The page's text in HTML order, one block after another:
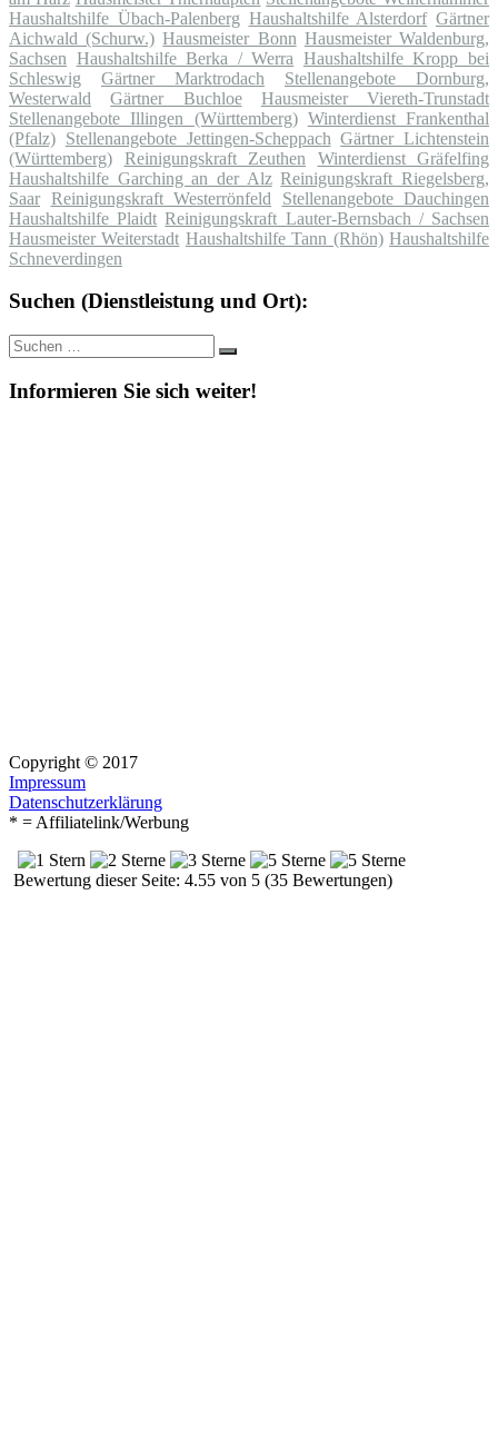
Haushaltshilfe Übach-Palenberg Haushaltshilfe Alsterdorf Gärtner
Aichwald (Schurw.) Hausmeister Bonn Hausmeister Waldenburg,
Sachsen Haushaltshilfe Berka / Werra Haushaltshilfe Kropp bei
Schleswig
Gärtner Marktrodach
Stellenangebote Dornburg,
Westerwald
Gärtner Buchloe
Hausmeister Viereth-Trunstadt
Stellenangebote Illingen (Württemberg) Winterdienst Frankenthal
(Pfalz) Stellenangebote Jettingen-Scheppach Gärtner Lichtenstein
(Württemberg)
Reinigungskraft Zeuthen
Winterdienst Gräfelfing
Haushaltshilfe Garching an der Alz Reinigungskraft Riegelsberg,
Saar Reinigungskraft Westerrönfeld
Stellenangebote Dauchingen
Haushaltshilfe Plaidt Reinigungskraft Lauter-Bernsbach / Sachsen
Hausmeister Weiterstadt Haushaltshilfe Tann (Rhön) Haushaltshilfe
Schneverdingen
Suchen (Dienstleistung und Ort):
Suche
nach:
Suchen
Informieren Sie sich weiter!
Copyright © 2017
Impressum
Datenschutzerklärung
* = Affiliatelink/Werbung
Bewertung dieser Seite: 4.55 von 5 (35 Bewertungen)